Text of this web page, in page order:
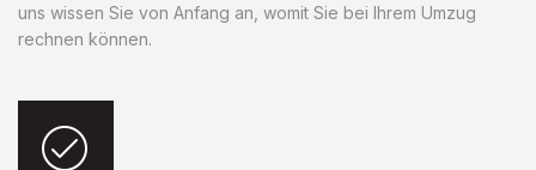
uns wissen Sie von Anfang an, womit Sie bei Ihrem Umzug
rechnen können.